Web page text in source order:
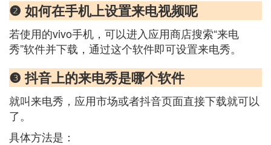
❷ 如何在手机上设置来电视频呢
若使用的vivo手机，可以进入应用商店搜索“来电
秀”软件并下载，通过这个软件即可设置来电秀。
❸ 抖音上的来电秀是哪个软件
就叫来电秀，应用市场或者抖音页面直接下载就可以
了。
具体方法是：